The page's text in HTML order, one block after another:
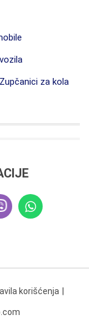
Zupčanici za kola
korišćenja